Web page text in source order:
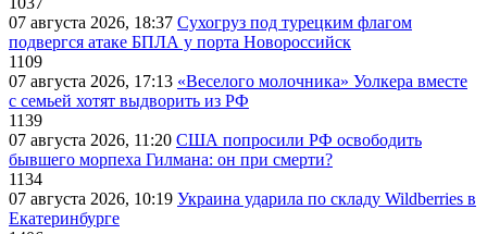
07 августа 2026, 18:37 Сухогруз под турецким флагом
подвергся атаке БПЛА у порта Новороссийск
1109
07 августа 2026, 17:13 «Веселого молочника» Уолкера вместе
с семьей хотят выдворить из РФ
1139
07 августа 2026, 11:20 США попросили РФ освободить
бывшего морпеха Гилмана: он при смерти?
1134
07 августа 2026, 10:19 Украина ударила по складу Wildberries в
Екатеринбурге